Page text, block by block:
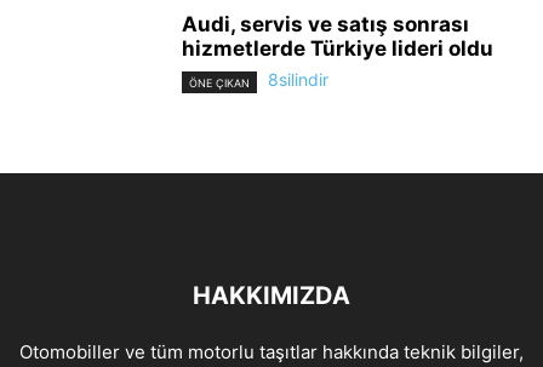
Audi, servis ve satış sonrası
hizmetlerde Türkiye lideri oldu
ÖNE ÇIKAN 8silindir
HAKKIMIZDA
Otomobiller ve tüm motorlu taşıtlar hakkında teknik bilgiler,